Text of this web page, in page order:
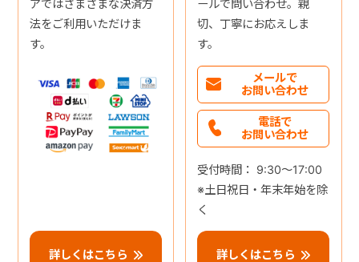
アではさまざまな決済方
法をご利用いただけま
す。
詳しくはこちら
ールで問い合わせ。親
切、丁寧にお応えしま
す。
メールで
お問い合わせ
電話で
お問い合わせ
受付時間： 9:30～17:00
※土日祝日・年末年始を除
く
詳しくはこちら